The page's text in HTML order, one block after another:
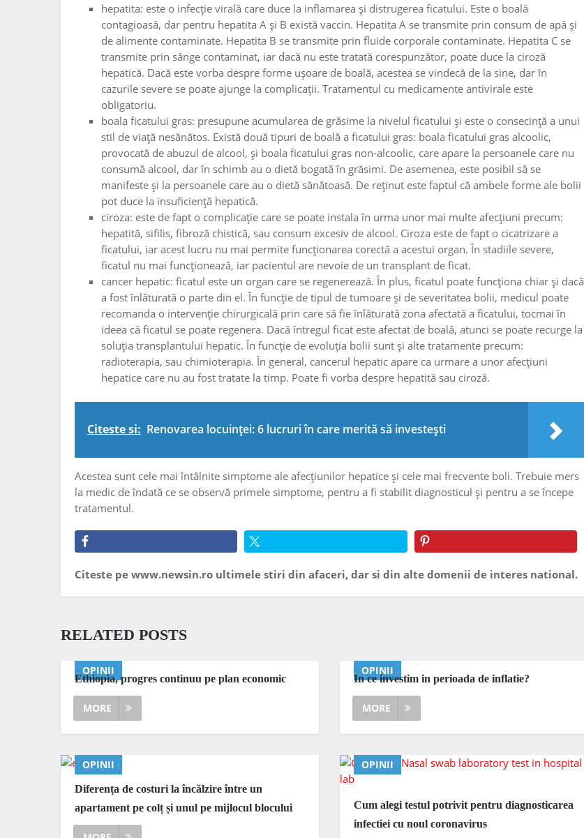
hepatita: este o infecție virală care duce la inflamarea și distrugerea ficatului. Este o boală
contagioasă, dar pentru hepatita A și B există vaccin. Hepatita A se transmite prin consum de apă și
de alimente contaminate. Hepatita B se transmite prin fluide corporale contaminate. Hepatita C se
transmite prin sânge contaminat, iar dacă nu este tratată corespunzător, poate duce la ciroză
hepatică. Dacă este vorba despre forme ușoare de boală, acestea se vindecă de la sine, dar în
cazurile severe se poate ajunge la complicații. Tratamentul cu medicamente antivirale este
obligatoriu.
boala ficatului gras: presupune acumularea de grăsime la nivelul ficatului și este o consecință a unui
stil de viață nesănătos. Există două tipuri de boală a ficatului gras: boala ficatului gras alcoolic,
provocată de abuzul de alcool, și boala ficatului gras non-alcoolic, care apare la persoanele care nu
consumă alcool, dar în schimb au o dietă bogată în grăsimi. De asemenea, este posibil să se
manifeste și la persoanele care au o dietă sănătoasă. De reținut este faptul că ambele forme ale bolii
pot duce la insuficiență hepatică.
ciroza: este de fapt o complicație care se poate instala în urma unor mai multe afecțiuni precum:
hepatită, sifilis, fibroză chistică, sau consum excesiv de alcool. Ciroza este de fapt o cicatrizare a
ficatului, iar acest lucru nu mai permite funcționarea corectă a acestui organ. În stadiile severe,
ficatul nu mai funcționează, iar pacientul are nevoie de un transplant de ficat.
cancer hepatic: ficatul este un organ care se regenerează. În plus, ficatul poate funcționa chiar și dacă
a fost înlăturată o parte din el. În funcție de tipul de tumoare și de severitatea bolii, medicul poate
recomanda o intervenție chirurgicală prin care să fie înlăturată zona afectată a ficatului, tocmai în
ideea că ficatul se poate regenera. Dacă întregul ficat este afectat de boală, atunci se poate recurge la
soluția transplantului hepatic. În funcție de evoluția bolii sunt și alte tratamente precum:
radioterapia, sau chimioterapia. În general, cancerul hepatic apare ca urmare a unor afecțiuni
hepatice care nu au fost tratate la timp. Poate fi vorba despre hepatită sau ciroză.
Citeste si: Renovarea locuinței: 6 lucruri în care merită să investești
Acestea sunt cele mai întâlnite simptome ale afecțiunilor hepatice și cele mai frecvente boli. Trebuie mers
la medic de îndată ce se observă primele simptome, pentru a fi stabilit diagnosticul și pentru a se începe
tratamentul.
Citeste pe www.newsin.ro ultimele stiri din afaceri, dar si din alte domenii de interes national.
RELATED POSTS
OPINII
Ethiopia, progres continuu pe plan economic
MORE
OPINII
In ce investim in perioada de inflatie?
MORE
OPINII
Diferența de costuri la încălzire între un
apartament pe colț și unul pe mijlocul blocului
OPINII
Cum alegi testul potrivit pentru diagnosticarea
infectiei cu noul coronavirus